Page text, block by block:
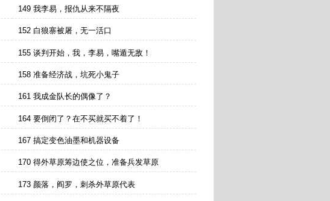
149 我李易，报仇从来不隔夜
152 白狼寨被屠，无一活口
155 谈判开始，我，李易，嘴遁无敌！
158 准备经济战，坑死小鬼子
161 我成金队长的偶像了？
164 要倒闭了？在不买就买不着了！
167 搞定变色油墨和机器设备
170 得外草原筹边使之位，准备兵发草原
173 颜落，阎罗，刺杀外草原代表